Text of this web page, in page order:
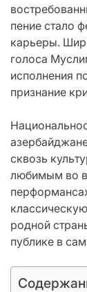
пение стало
карьеры.
голоса
исполнения
признание
сквозь
любимым во
родной
публике в